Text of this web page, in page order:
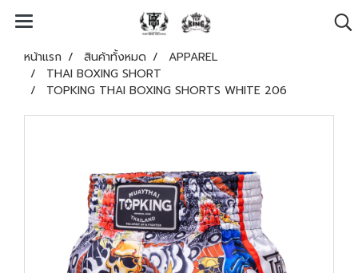
หน้าแรก สินค้าทั้งหมด
APPAREL
THAI BOXING SHORT
TOPKING THAI BOXING SHORTS WHITE 206